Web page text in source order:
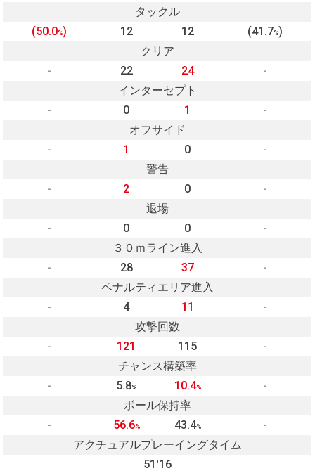
タックル
(50.0%) 12 12 (41.7%)
クリア
-
22 24
-
インターセプト
-
0 1
-
オフサイド
-
1 0
-
警告
-
2 0
-
退場
-
0 0
-
３０ｍライン進入
-
28 37
-
ペナルティエリア進入
-
4 11
-
攻撃回数
-
121 115
-
チャンス構築率
-
5.8% 10.4%
-
ボール保持率
-
56.6% 43.4%
-
アクチュアルプレーイングタイム
51'16